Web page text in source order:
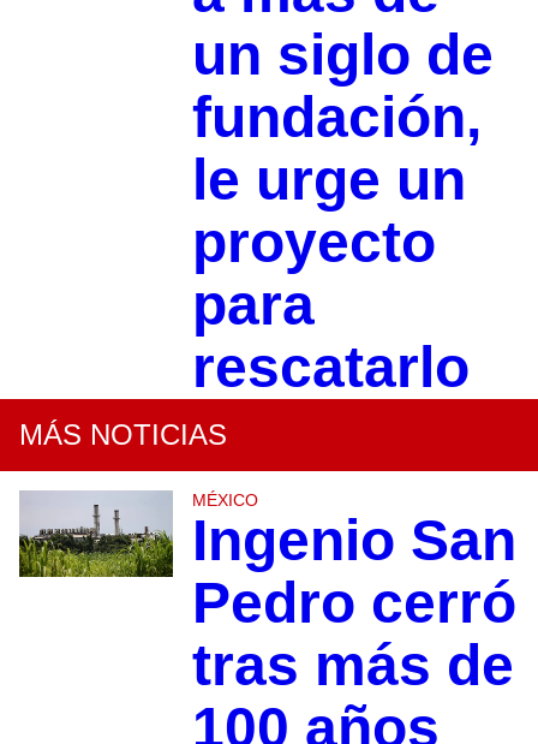
un siglo de
fundación,
le urge un
proyecto
para
rescatarlo
MÁS NOTICIAS
MÉXICO
Ingenio San
Pedro cerró
tras más de
100 años